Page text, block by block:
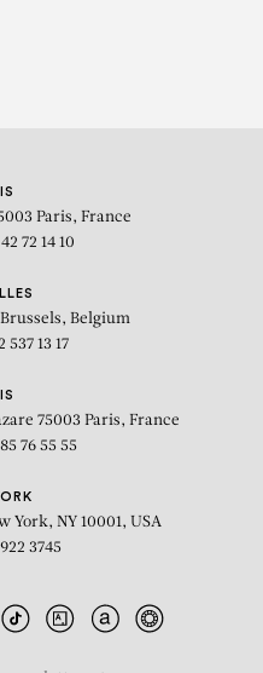
Paris, France
72 14 10
Belgium
537 13 17
75003 Paris, France
76 55 55
York, NY 10001, USA
3745